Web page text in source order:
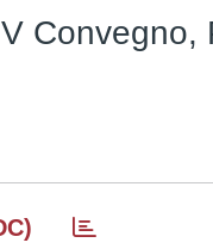
Convegno,